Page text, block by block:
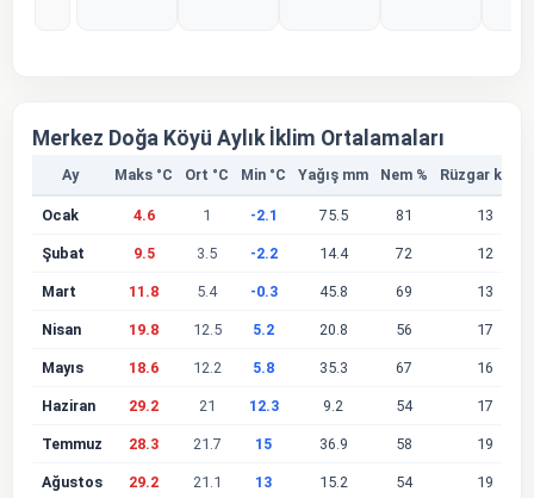
Merkez Doğa Köyü Aylık İklim Ortalamaları
Ay Maks °C Ort °C Min °C Yağış mm Nem % Rüzgar km/s
Ocak 4.6 1 -2.1 75.5 81 13
Şubat 9.5 3.5 -2.2 14.4 72 12
Mart 11.8 5.4 -0.3 45.8 69 13
Nisan 19.8 12.5 5.2 20.8 56 17
Mayıs 18.6 12.2 5.8 35.3 67 16
Haziran 29.2 21 12.3 9.2 54 17
Temmuz 28.3 21.7 15 36.9 58 19
Ağustos 29.2 21.1 13 15.2 54 19